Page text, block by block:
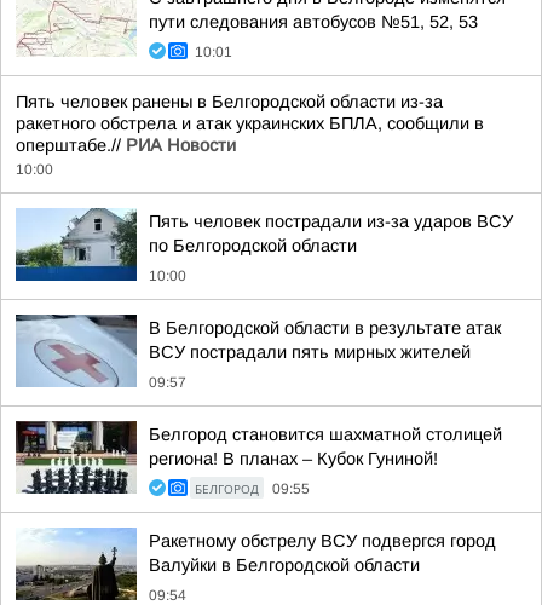
пути следования автобусов №51, 52, 53
10:01
Пять человек ранены в Белгородской области из-за
ракетного обстрела и атак украинских БПЛА, сообщили в
оперштабе.// РИА Новости
10:00
Пять человек пострадали из-за ударов ВСУ
по Белгородской области
10:00
В Белгородской области в результате атак
ВСУ пострадали пять мирных жителей
09:57
Белгород становится шахматной столицей
региона! В планах – Кубок Гуниной!
БЕЛГОРОД 09:55
Ракетному обстрелу ВСУ подвергся город
Валуйки в Белгородской области
09:54